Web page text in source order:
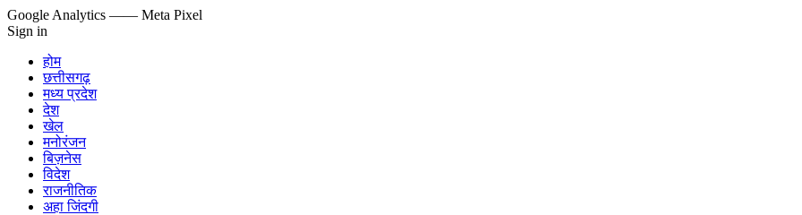
Google Analytics —— Meta Pixel
Sign in
होम
छत्तीसगढ़
मध्य प्रदेश
देश
खेल
मनोरंजन
बिज़नेस
विदेश
राजनीतिक
अहा जिंदगी